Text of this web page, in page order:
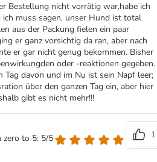
Bestellung nicht vorrätig war,habe ich
muss sagen, unser Hund ist total
aus der Packung fielen ein paar
er ganz vorsichtig da ran, aber nach
er gar nicht genug bekommen. Bisher
oder -reaktionen gegeben.
davon und im Nu ist sein Napf leer;
über den ganzen Tag ein, aber hier
gibt es nicht mehr!!!
zero to 5: 5/5
1